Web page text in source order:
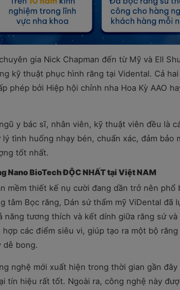
gia Nick Chapman đến từ Mỹ và Ell
kỹ thuật phục hình răng tại Vidental. Cả
phép bởi Hiệp hội chỉnh nha Hoa Kỳ AAO
y bác sĩ, nhân viên, kỹ thuật viên đều là
tình huống nhạy bén, chuẩn xác, đảm bảo
tốt nhất.
Nano BioTech ĐỘC NHẤT tại Việt NAM
mềm thiết kế nụ cười đang dần trở nên
tâm Bọc răng, Dán sứ thẩm mỹ ViDental đã
năng tương thích và kết dính giữa răng sứ
các điểm siêu vi, giúp tạo ra một bộ
dễ bong.
nghệ mới xuất hiện trong thời gian gần
tín hiệu rất tốt. Ngoài ra, công nghệ này